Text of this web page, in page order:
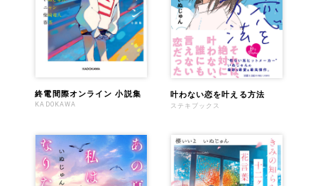
終電間際オンライン 小説集
KADOKAWA
叶わない恋を叶える方法
ステキブックス